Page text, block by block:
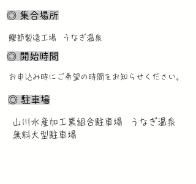
◎ 集合場所
鰹節製造工場 うなぎ温泉
◎ 開始時間
お申込み時にご希望の時間をお知らせください。
◎ 駐車場
山川水産加工業組合駐車場 うなぎ温泉
無料大型駐車場